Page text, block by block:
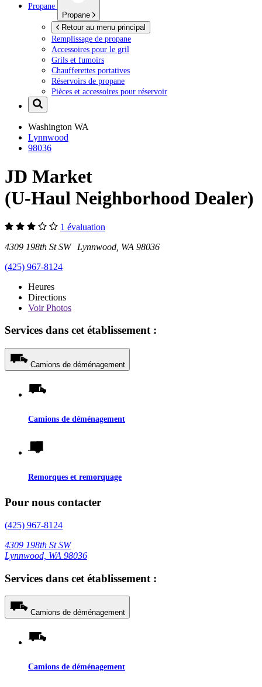
Propane
Propane
Retour au menu principal
Remplissage de propane
Accessoires pour le gril
Grils et fumoirs
Chaufferettes portatives
Réservoirs de propane
Pièces et accessoires pour réservoir
Washington WA
Lynnwood
98036
JD Market
(U-Haul Neighborhood Dealer)
1 évaluation
4309 198th St SW Lynnwood, WA 98036
(425) 967-8124
Heures
Directions
VoirPhotos
Services dans cet établissement :
Camions de déménagement
Camions de déménagement
Remorques et remorquage
Pour nous contacter
(425) 967-8124
4309 198th St SW
Lynnwood, WA 98036
Services dans cet établissement :
Camions de déménagement
Camions de déménagement